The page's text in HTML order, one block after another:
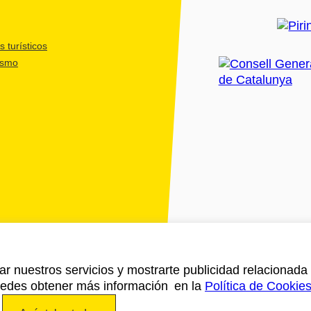
turísticos
nuestros servicios y mostrarte publicidad
obtener más información en la Política de Cookies